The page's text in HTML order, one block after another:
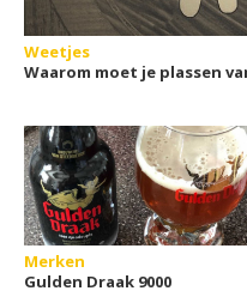
Weetjes
Waarom moet je plassen
Merken
Gulden Draak 9000